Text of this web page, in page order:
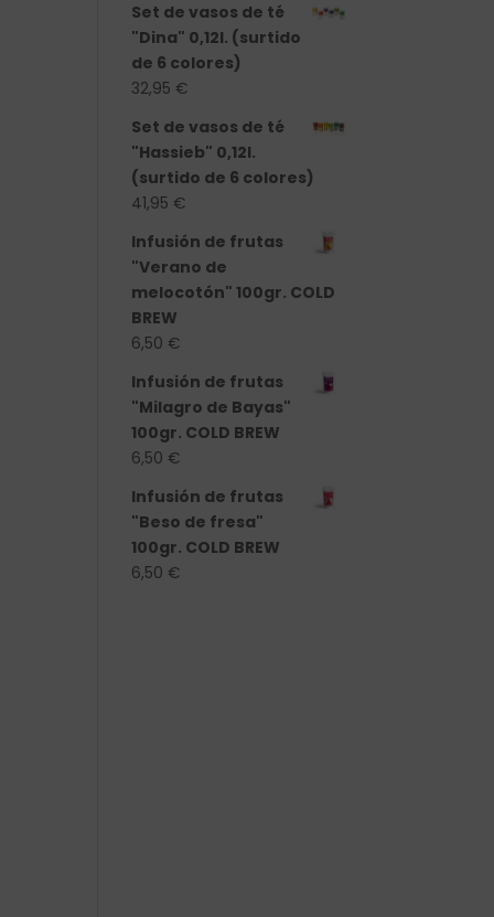
Set de vasos de té
"Dina" 0,12l. (surtido
de 6 colores)
32,95 €
Set de vasos de té
"Hassieb" 0,12l.
(surtido de 6 colores)
41,95 €
Infusión de frutas
"Verano de
melocotón" 100gr. COLD
BREW
6,50 €
Infusión de frutas
"Milagro de Bayas"
100gr. COLD BREW
6,50 €
Infusión de frutas
"Beso de fresa"
100gr. COLD BREW
6,50 €